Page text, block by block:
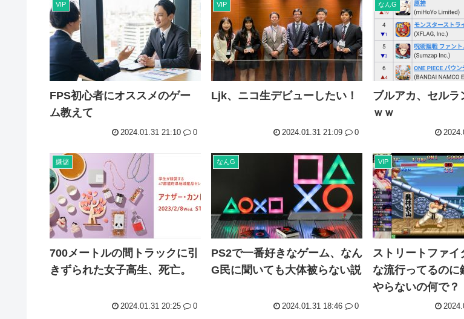
VIP
FPS初心者にオススメのゲー
ム教えて
2024.01.31 21:10 0
VIP
Ljk、ニコ生デビューしたい！
2024.01.31 21:09 0
なんG
ブルアカ、セルラ
ｗｗ
嫌儲
700メートルの間トラックに引
きずられた女子高生、死亡。
2024.01.31 20:25 0
なんG
PS2で一番好きなゲーム、なん
G民に聞いても大体被らない説
2024.01.31 18:46 0
VIP
ストリートファイ
な流行ってるのに
やらないの何で？